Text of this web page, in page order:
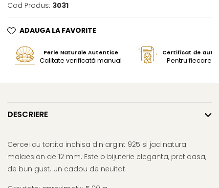
Cod Produs: 3031
ADAUGA LA FAVORITE
Perle Naturale Autentice
Calitate verificată manual
Certificat de
Pentru fiecare
DESCRIERE
Cercei cu tortita inchisa din argint 925 si jad natural
malaesian de 12 mm. Este o bijuterie eleganta, pretioasa,
de bun gust. Un cadou de neuitat.